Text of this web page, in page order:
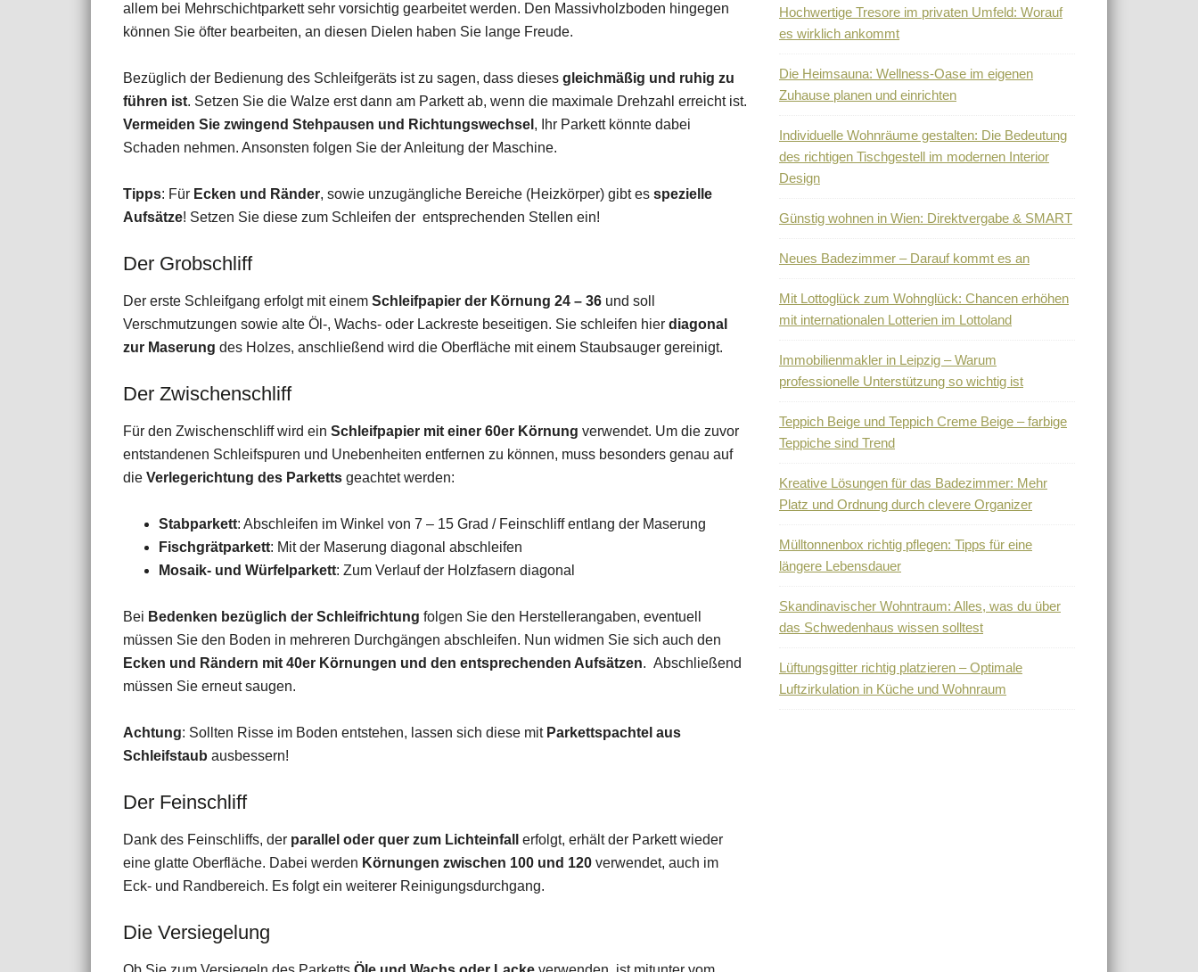
allem bei Mehrschichtparkett sehr vorsichtig gearbeitet werden. Den Massivholzboden hingegen
können Sie öfter bearbeiten, an diesen Dielen haben Sie lange Freude.
Bezüglich der Bedienung des Schleifgeräts ist zu sagen, dass dieses gleichmäßig und ruhig zu
führen ist. Setzen Sie die Walze erst dann am Parkett ab, wenn die maximale Drehzahl erreicht ist.
Vermeiden Sie zwingend Stehpausen und Richtungswechsel , Ihr Parkett könnte dabei
Schaden nehmen. Ansonsten folgen Sie der Anleitung der Maschine.
Tipps: Für Ecken und Ränder, sowie unzugängliche Bereiche (Heizkörper) gibt es spezielle
Aufsätze! Setzen Sie diese zum Schleifen der entsprechenden Stellen ein!
Der Grobschliff
Der erste Schleifgang erfolgt mit einem Schleifpapier der Körnung 24 – 36 und soll
Verschmutzungen sowie alte Öl-, Wachs- oder Lackreste beseitigen. Sie schleifen hier diagonal
zur Maserung des Holzes, anschließend wird die Oberfläche mit einem Staubsauger gereinigt.
Der Zwischenschliff
Für den Zwischenschliff wird ein Schleifpapier mit einer 60er Körnung verwendet. Um die zuvor
entstandenen Schleifspuren und Unebenheiten entfernen zu können, muss besonders genau auf
die Verlegerichtung des Parketts geachtet werden:
Stabparkett: Abschleifen im Winkel von 7 – 15 Grad / Feinschliff entlang der Maserung
Fischgrätparkett: Mit der Maserung diagonal abschleifen
Mosaik- und Würfelparkett: Zum Verlauf der Holzfasern diagonal
Bei Bedenken bezüglich der Schleifrichtung folgen Sie den Herstellerangaben, eventuell
müssen Sie den Boden in mehreren Durchgängen abschleifen. Nun widmen Sie sich auch den
Ecken und Rändern mit 40er Körnungen und den entsprechenden Aufsätzen. Abschließend
müssen Sie erneut saugen.
Achtung: Sollten Risse im Boden entstehen, lassen sich diese mit Parkettspachtel aus
Schleifstaub ausbessern!
Der Feinschliff
Dank des Feinschliffs, der parallel oder quer zum Lichteinfall
erfolgt, erhält der Parkett wieder
eine glatte Oberfläche. Dabei werden Körnungen zwischen 100 und 120 verwendet, auch im
Eck- und Randbereich. Es folgt ein weiterer Reinigungsdurchgang.
Die Versiegelung
Hochwertige Tresore im privaten Umfeld: Worauf
es wirklich ankommt
Die Heimsauna: Wellness-Oase im eigenen
Zuhause planen und einrichten
Individuelle Wohnräume gestalten: Die Bedeutung
des richtigen Tischgestell im modernen Interior
Design
Günstig wohnen in Wien: Direktvergabe & SMART
Neues Badezimmer – Darauf kommt es an
Mit Lottoglück zum Wohnglück: Chancen erhöhen
mit internationalen Lotterien im Lottoland
Immobilienmakler in Leipzig – Warum
professionelle Unterstützung so wichtig ist
Teppich Beige und Teppich Creme Beige – farbige
Teppiche sind Trend
Kreative Lösungen für das Badezimmer: Mehr
Platz und Ordnung durch clevere Organizer
Mülltonnenbox richtig pflegen: Tipps für eine
längere Lebensdauer
Skandinavischer Wohntraum: Alles, was du über
das Schwedenhaus wissen solltest
Lüftungsgitter richtig platzieren – Optimale
Luftzirkulation in Küche und Wohnraum